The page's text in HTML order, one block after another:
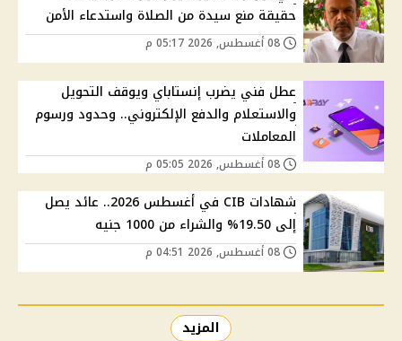
حقيقة منع سيدة من الصلاة واستدعاء الأمن
عطل فني يضرب إنستاباي ويوقف التحويل
والاستعلام والدفع الإلكتروني.. وحدود ورسوم
المعاملات
شهادات CIB في أغسطس 2026.. عائد يصل
إلى 19.50% والشراء من 1000 جنيه
المزيد